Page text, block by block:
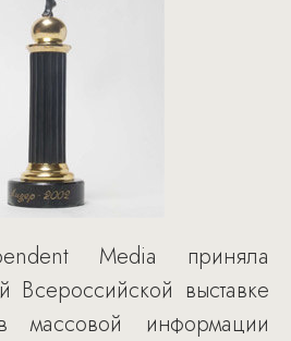
Media приняла
Всероссийской выставке
массовой информации